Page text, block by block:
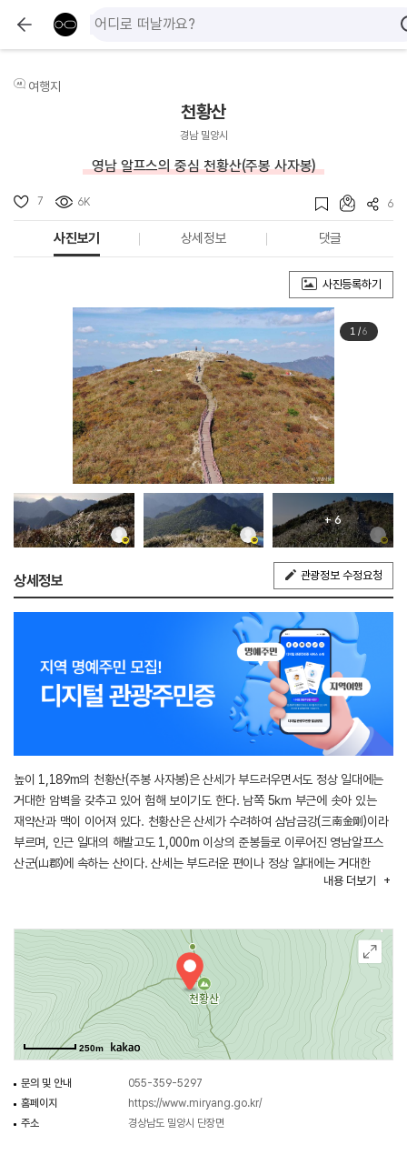
여행지
천황산
경남 밀양시
영남 알프스의 중심 천황산(주봉 사자봉)
7 6K 6
사진보기 상세정보 댓글
사진등록하기
1/6
+ 6
상세정보 관광정보 수정요청
높이 1,189m의 천황산(주봉 사자봉)은 산세가 부드러우면서도 정상 일대에는
거대한 암벽을 갖추고 있어 험해 보이기도 한다. 남쪽 5㎞ 부근에 솟아 있는
재약산과 맥이 이어져 있다. 천황산은 산세가 수려하여 삼남금강(三南金剛)이라
부르며, 인근 일대의 해발고도 1,000m 이상의 준봉들로 이루어진 영남알프스
산군(山郡)에 속하는 산이다. 산세는 부드러운 편이나 정상 일대에는 거대한
암벽을 갖추고 있다. 수미봉·사자봉·능동산·신불산·취서산으로 이어지는 능선은
하다.
내용 더보기
250m
문의 및 안내
055-359-5297
홈페이지
https://www.miryang.go.kr/
주소
경상남도 밀양시 단장면